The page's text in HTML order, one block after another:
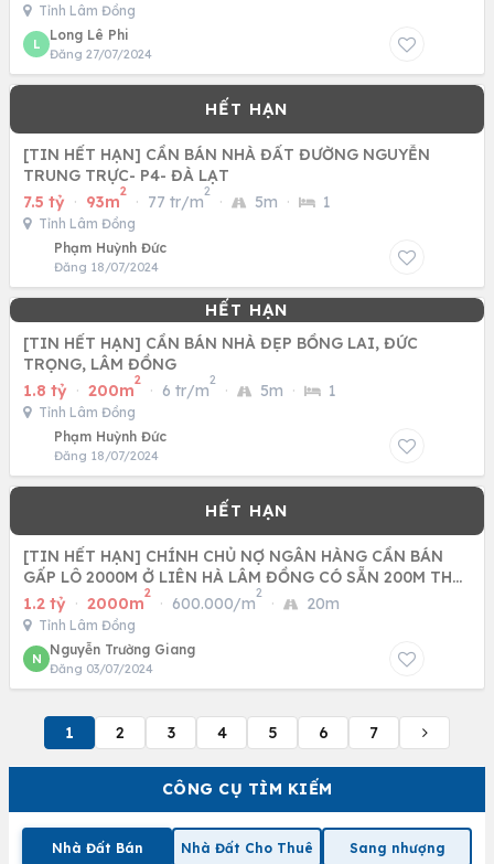
CÔNG CỤ TÌM KIẾM
Nhà Đất Bán Nhà Đất Cho Thuê Sang nhượng
Tỉnh Lâm Đồng
L
Long Lê Phi
Đăng 27/07/2024
[TIN HẾT HẠN] CẦN BÁN NHÀ ĐẤT ĐƯỜNG NGUYỄN
TRUNG TRỰC- P4- ĐÀ LẠT
7.5 tỷ · 93m
2
· 77 tr/m
2
· 5m · 1
Tỉnh Lâm Đồng
Phạm Huỳnh Đức
Đăng 18/07/2024
[TIN HẾT HẠN] CẦN BÁN NHÀ ĐẸP BỒNG LAI, ĐỨC
TRỌNG, LÂM ĐỒNG
1.8 tỷ · 200m
2
· 6 tr/m
2
· 5m · 1
Tỉnh Lâm Đồng
Phạm Huỳnh Đức
Đăng 18/07/2024
[TIN HẾT HẠN] CHÍNH CHỦ NỢ NGÂN HÀNG CẦN BÁN
GẤP LÔ 2000M Ở LIÊN HÀ LÂM ĐỒNG CÓ SẴN 200M THỔ
CƯ
1.2 tỷ · 2000m
2
· 600.000/m
2
· 20m
Tỉnh Lâm Đồng
N
Nguyễn Trường Giang
Đăng 03/07/2024
1 2 3 4 5 6 7